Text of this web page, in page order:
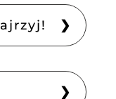
❯
❯